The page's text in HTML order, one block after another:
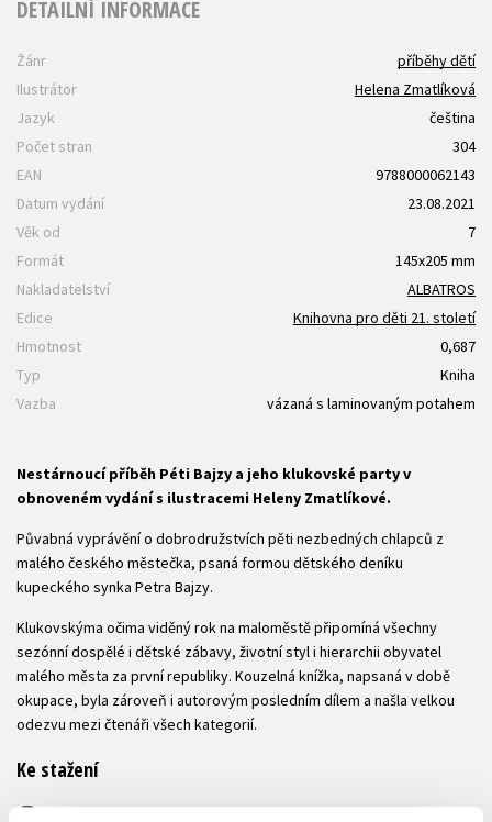
DETAILNÍ INFORMACE
Žánr
příběhy dětí
Ilustrátor
Helena Zmatlíková
Jazyk
čeština
Počet stran
304
EAN
9788000062143
Datum vydání
23.08.2021
Věk od
7
Formát
145x205 mm
Nakladatelství
ALBATROS
Edice
Knihovna pro děti 21. století
Hmotnost
0,687
Typ
Kniha
Vazba
vázaná s laminovaným potahem
Nestárnoucí příběh Péti Bajzy a jeho klukovské party v
obnoveném vydání s ilustracemi Heleny Zmatlíkové.
Půvabná vyprávění o dobrodružstvích pěti nezbedných chlapců z
malého českého městečka, psaná formou dětského deníku
kupeckého synka Petra Bajzy.
Klukovskýma očima viděný rok na maloměstě připomíná všechny
sezónní dospělé i dětské zábavy, životní styl i hierarchii obyvatel
malého města za první republiky. Kouzelná knížka, napsaná v době
okupace, byla zároveň i autorovým posledním dílem a našla velkou
odezvu mezi čtenáři všech kategorií.
Ke stažení